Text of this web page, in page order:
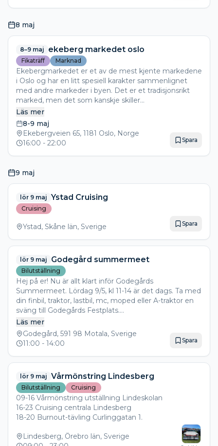
8 maj
8–9 maj ekeberg markedet oslo
Fikaträff Marknad
Ekebergmarkedet er et av de mest kjente markedene
i Oslo og har en litt spesiell karakter sammenlignet
med andre markeder i byen. Det er et tradisjonsrikt
marked, men det som kanskje skiller
Ekebergmarkedet fra mange andre, er fokuset på bil-
og kjøretøydeler. På dette markedet finner du et
bredt spekter av produkter relatert til biler og
motorsykler, og det har blitt en populær møteplass for
bilentusiaster, mekanikere og folk som er på jakt etter
deler til kjøretøyene sine.
Läs mer
8-9 maj
Ekebergveien 65, 1181 Oslo, Norge
16:00 - 22:00 Spara
9 maj
lör 9 maj Ystad Cruising
Cruising
Ystad, Skåne län, Sverige Spara
lör 9 maj Godegård summermeet
Bilutställning
Hej på er! Nu är allt klart inför Godegårds
Summermeet. Lördag 9/5, kl 11-14 är det dags. Ta med
din finbil, traktor, lastbil, mc, moped eller A-traktor en
sväng till Godegårds Festplats.
Har du inget av ovanstående så är du naturligtvis
hjärtligt välkommen ändå!
Hoppas vi ses!👍😎 Dela gärna!
Läs mer
Godegård, 591 98 Motala, Sverige
11:00 - 14:00 Spara
lör 9 maj Vårmönstring Lindesberg
Bilutställning Cruising
09-16 Vårmönstring utställning Lindeskolan
16-23 Cruising centrala Lindesberg
18-20 Burnout-tävling Curlinggatan 1.
Lindesberg, Örebro län, Sverige